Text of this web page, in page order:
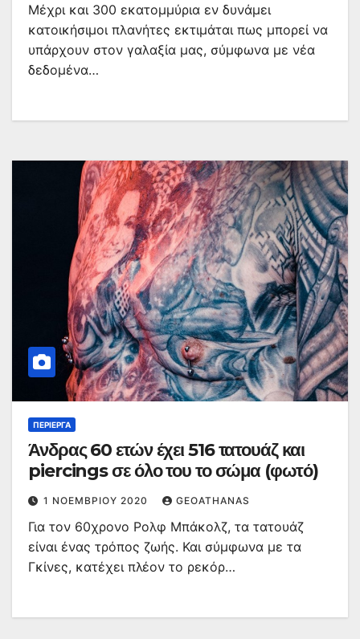
Μέχρι και 300 εκατομμύρια εν δυνάμει
κατοικήσιμοι πλανήτες εκτιμάται πως μπορεί να
υπάρχουν στον γαλαξία μας, σύμφωνα με νέα
δεδομένα…
ΠΕΡΊΕΡΓΑ
Άνδρας 60 ετών έχει 516 τατουάζ και
piercings σε όλο του το σώμα (φωτό)
1 ΝΟΕΜΒΡΊΟΥ 2020 GEOATHANAS
Για τον 60χρονο Ρολφ Μπάκολζ, τα τατουάζ
είναι ένας τρόπος ζωής. Και σύμφωνα με τα
Γκίνες, κατέχει πλέον το ρεκόρ…